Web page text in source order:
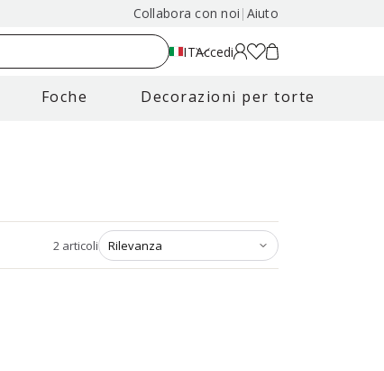
Collabora con noi | Aiuto
ITAccedi
Foche Decorazioni per torte
2 articoli